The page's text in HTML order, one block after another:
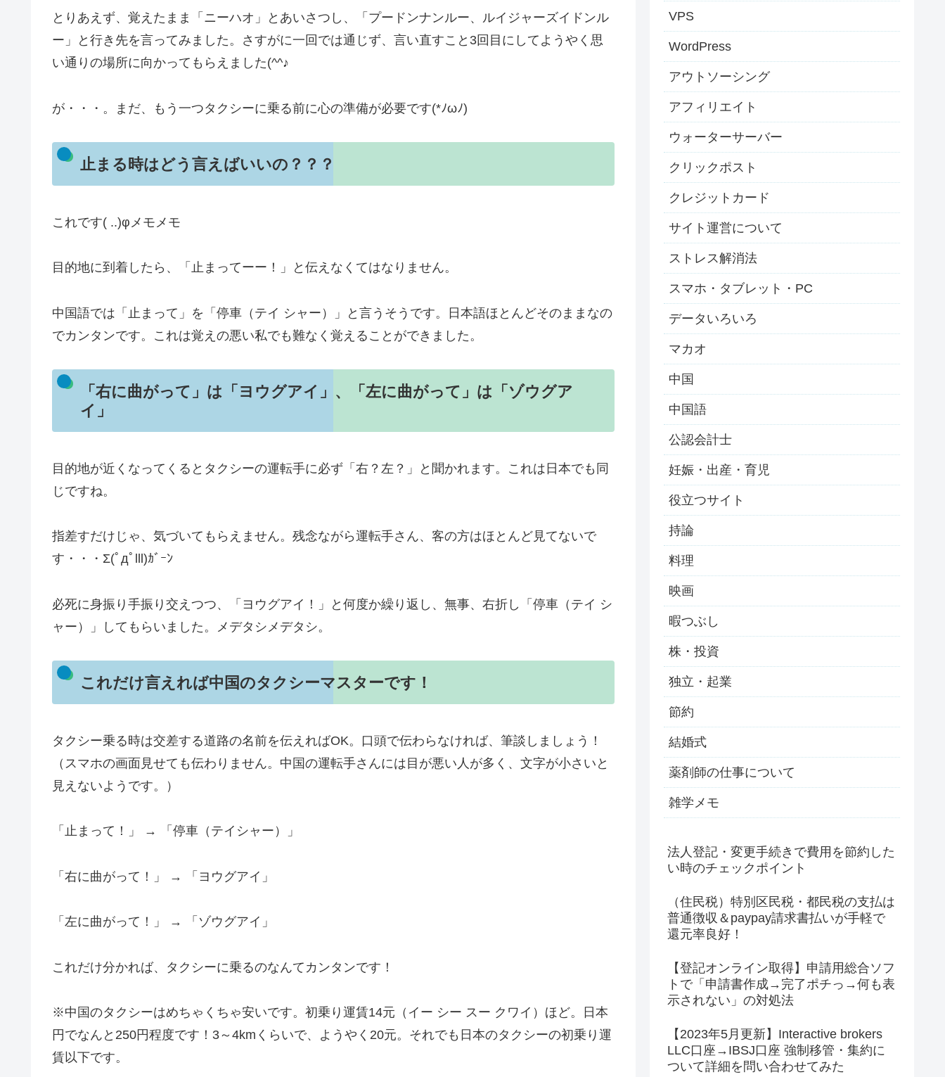
とりあえず、覚えたまま「ニーハオ」とあいさつし、「プードンナンルー、ルイジャーズイドンル
ー」と行き先を言ってみました。さすがに一回では通じず、言い直すこと3回目にしてようやく思
い通りの場所に向かってもらえました(^^♪
が・・・。まだ、もう一つタクシーに乗る前に心の準備が必要です(*ﾉωﾉ)
止まる時はどう言えばいいの？？？
これです( ..)φメモメモ
目的地に到着したら、「止まってーー！」と伝えなくてはなりません。
中国語では「止まって」を「停車（テイ シャー）」と言うそうです。日本語ほとんどそのままなの
でカンタンです。これは覚えの悪い私でも難なく覚えることができました。
「右に曲がって」は「ヨウグアイ」、「左に曲がって」は「ゾウグア
イ」
目的地が近くなってくるとタクシーの運転手に必ず「右？左？」と聞かれます。これは日本でも同
じですね。
指差すだけじゃ、気づいてもらえません。残念ながら運転手さん、客の方はほとんど見てないで
す・・・Σ(ﾟдﾟlll)ｶﾞｰﾝ
必死に身振り手振り交えつつ、「ヨウグアイ！」と何度か繰り返し、無事、右折し「停車（テイ シ
ャー）」してもらいました。メデタシメデタシ。
これだけ言えれば中国のタクシーマスターです！
タクシー乗る時は交差する道路の名前を伝えればOK。口頭で伝わらなければ、筆談しましょう！
（スマホの画面見せても伝わりません。中国の運転手さんには目が悪い人が多く、文字が小さいと
見えないようです。）
「止まって！」 → 「停車（テイシャー）」
「右に曲がって！」 → 「ヨウグアイ」
「左に曲がって！」 → 「ゾウグアイ」
これだけ分かれば、タクシーに乗るのなんてカンタンです！
※中国のタクシーはめちゃくちゃ安いです。初乗り運賃14元（イー シー スー クワイ）ほど。日本
円でなんと250円程度です！3～4kmくらいで、ようやく20元。それでも日本のタクシーの初乗り運
賃以下です。
VPS
WordPress
アウトソーシング
アフィリエイト
ウォーターサーバー
クリックポスト
クレジットカード
サイト運営について
ストレス解消法
スマホ・タブレット・PC
データいろいろ
マカオ
中国
中国語
公認会計士
妊娠・出産・育児
役立つサイト
持論
料理
映画
暇つぶし
株・投資
独立・起業
節約
結婚式
薬剤師の仕事について
雑学メモ
法人登記・変更手続きで費用を節約した
い時のチェックポイント
（住民税）特別区民税・都民税の支払は
普通徴収＆paypay請求書払いが手軽で
還元率良好！
【登記オンライン取得】申請用総合ソフ
トで「申請書作成→完了ポチっ→何も表
示されない」の対処法
【2023年5月更新】Interactive brokers
LLC口座→IBSJ口座 強制移管・集約に
ついて詳細を問い合わせてみた